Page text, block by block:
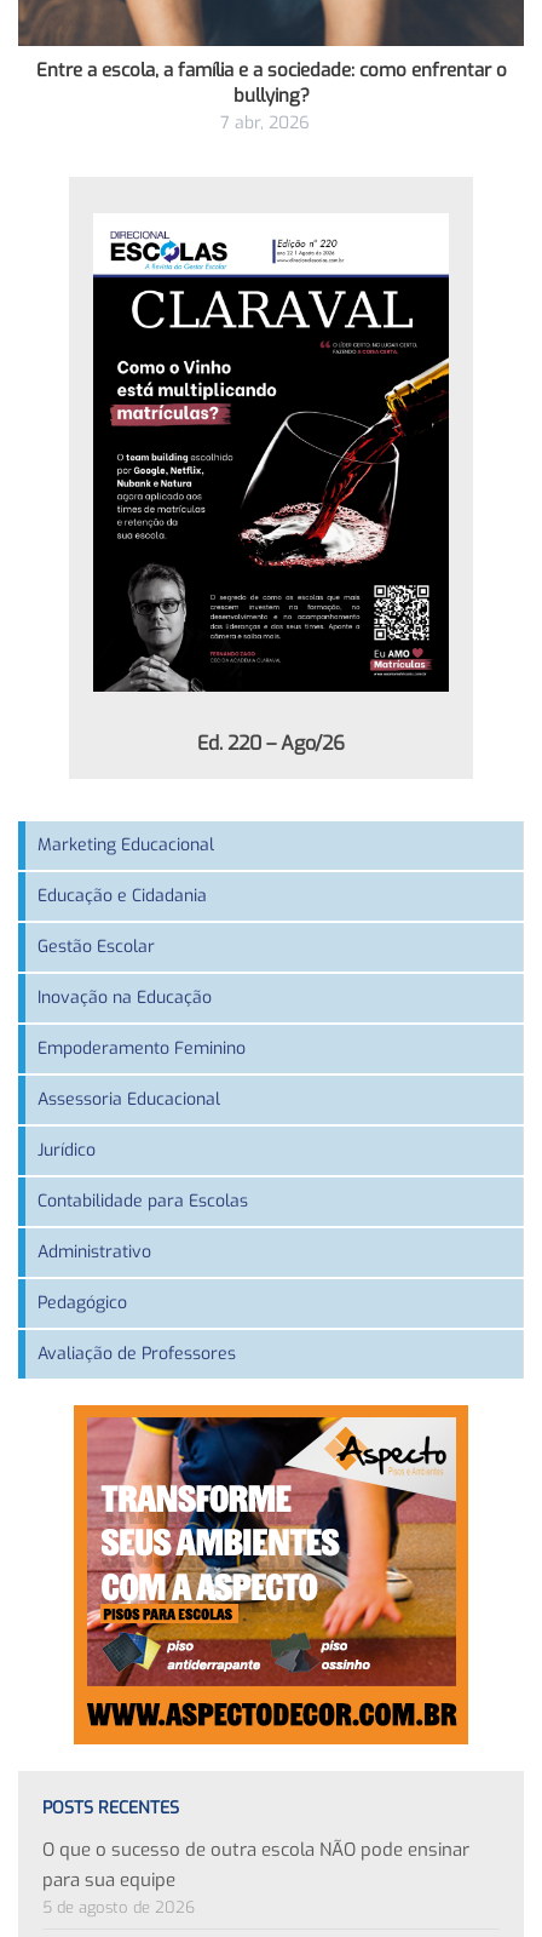
Entre a escola, a família e a sociedade: como enfrentar o
bullying?
7 abr, 2026
Ed. 220 – Ago/26
Marketing Educacional
Educação e Cidadania
Gestão Escolar
Inovação na Educação
Empoderamento Feminino
Assessoria Educacional
Jurídico
Contabilidade para Escolas
Administrativo
Pedagógico
Avaliação de Professores
POSTS RECENTES
O que o sucesso de outra escola NÃO pode ensinar
para sua equipe
5 de agosto de 2026